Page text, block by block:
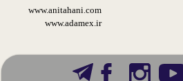
www.anitahani.com
www.ada​​​​​​​mex.ir